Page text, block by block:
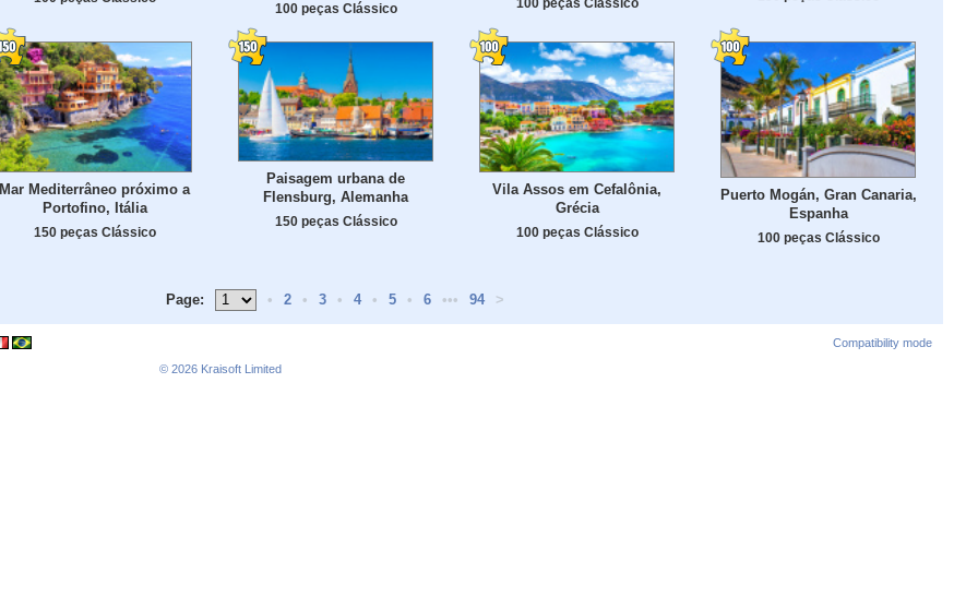
100 peças Clássico
Mar Mediterrâneo próximo a
Portofino, Itália
150 peças Clássico
Paisagem urbana de
Flensburg, Alemanha
150 peças Clássico
Vila Assos em Cefalônia,
Grécia
100 peças Clássico
Puerto Mogán, Gran Canaria,
Espanha
100 peças Clássico
Page: • 2 • 3 • 4 • 5 • 6 ••• 94 >
Compatibility mode
© 2026 Kraisoft Limited